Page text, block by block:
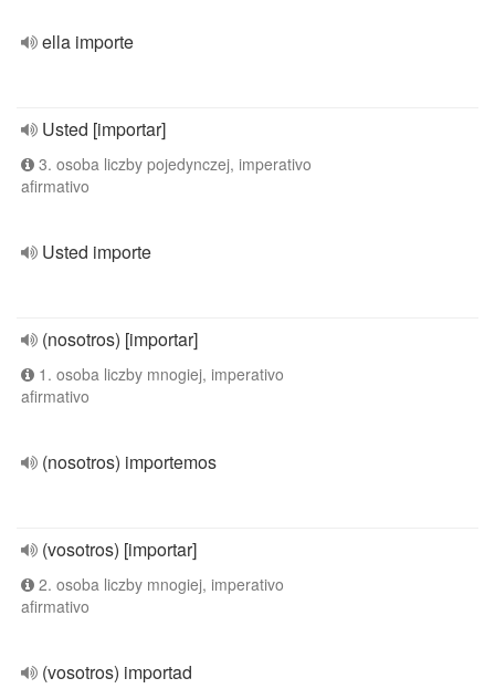
ella importe
Usted [importar]
3. osoba liczby pojedynczej, imperativo
afirmativo
Usted importe
(nosotros) [importar]
1. osoba liczby mnogiej, imperativo
afirmativo
(nosotros) importemos
(vosotros) [importar]
2. osoba liczby mnogiej, imperativo
afirmativo
(vosotros) importad